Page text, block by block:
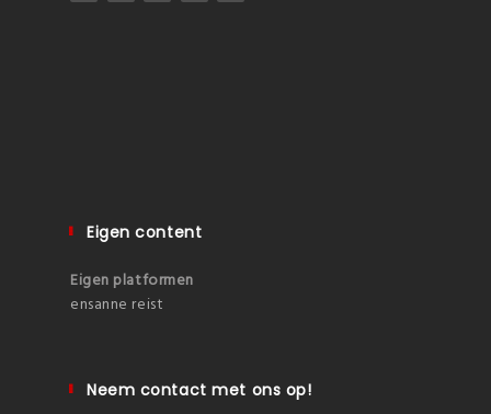
Eigen content
Eigen platformen
ensanne reist
Neem contact met ons op!